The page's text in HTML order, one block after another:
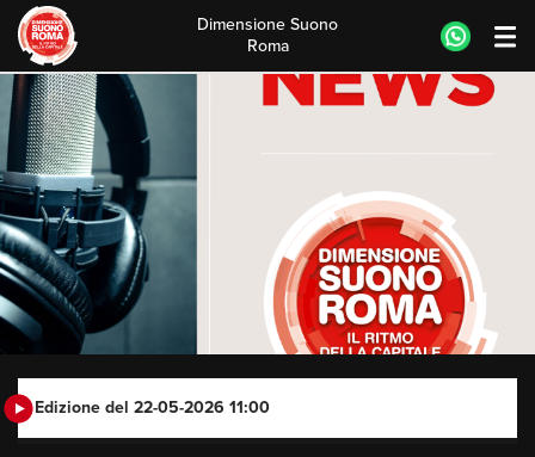
Skip
to
content
Dimensione Suono
Roma
Edizione del 22-05-2026 11:00